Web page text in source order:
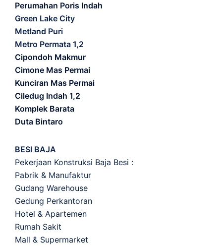
Perumahan Poris Indah
Green Lake City
Metland Puri
Metro Permata 1,2
Cipondoh Makmur
Cimone Mas Permai
Kunciran Mas Permai
Ciledug Indah 1,2
Komplek Barata
Duta Bintaro
BESI BAJA
Pekerjaan Konstruksi Baja Besi :
Pabrik & Manufaktur
Gudang Warehouse
Gedung Perkantoran
Hotel & Apartemen
Rumah Sakit
Mall & Supermarket